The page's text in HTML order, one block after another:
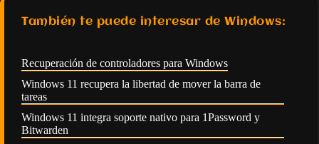
También te puede interesar de Windows:
Recuperación de controladores para Windows
Windows 11 recupera la libertad de mover la barra de
tareas
Windows 11 integra soporte nativo para 1Password y
Bitwarden